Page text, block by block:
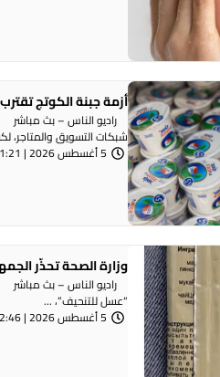
أزمة جبنة الكوتج
راديو الناس – بث مباشر
شبكات التسويق والمتاجر،
5 أغسطس 2026 | 1:21 مساءً
وزارة الصحة تحذّر
راديو الناس – بث مباشر
“عسل للتنحيف”، ...
5 أغسطس 2026 | 12:46 مساءً